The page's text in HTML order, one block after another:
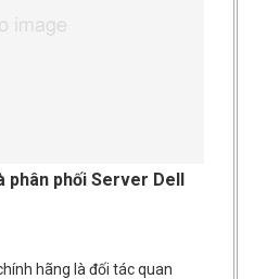
phân phối Server Dell
hãng là đối tác quan